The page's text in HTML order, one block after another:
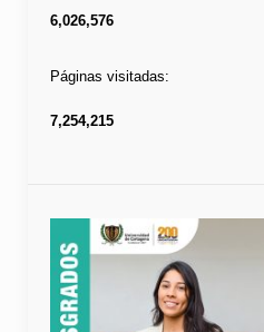
6,026,576
Páginas visitadas:
7,254,215